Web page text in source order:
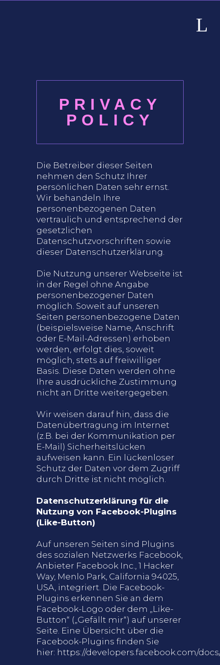
PRIVACY
POLICY
Die Betreiber dieser Seiten
nehmen den Schutz Ihrer
persönlichen Daten sehr ernst.
Wir behandeln Ihre
personenbezogenen Daten
vertraulich und entsprechend der
gesetzlichen
Datenschutzvorschriften sowie
dieser Datenschutzerklärung.
Die Nutzung unserer Webseite ist
in der Regel ohne Angabe
personenbezogener Daten
möglich. Soweit auf unseren
Seiten personenbezogene Daten
(beispielsweise Name, Anschrift
oder E-Mail-Adressen) erhoben
werden, erfolgt dies, soweit
möglich, stets auf freiwilliger
Basis. Diese Daten werden ohne
Ihre ausdrückliche Zustimmung
nicht an Dritte weitergegeben.
Wir weisen darauf hin, dass die
Datenübertragung im Internet
(z.B. bei der Kommunikation per
E-Mail) Sicherheitslücken
aufweisen kann. Ein lückenloser
Schutz der Daten vor dem Zugriff
durch Dritte ist nicht möglich.
Datenschutzerklärung für die
Nutzung von Facebook-Plugins
(Like-Button)
Auf unseren Seiten sind Plugins
des sozialen Netzwerks Facebook,
Anbieter Facebook Inc., 1 Hacker
Way, Menlo Park, California 94025,
USA, integriert. Die Facebook-
Plugins erkennen Sie an dem
Facebook-Logo oder dem „Like-
Button“ („Gefällt mir“) auf unserer
Seite. Eine Übersicht über die
Facebook-Plugins finden Sie
hier: https://developers.facebook.com/